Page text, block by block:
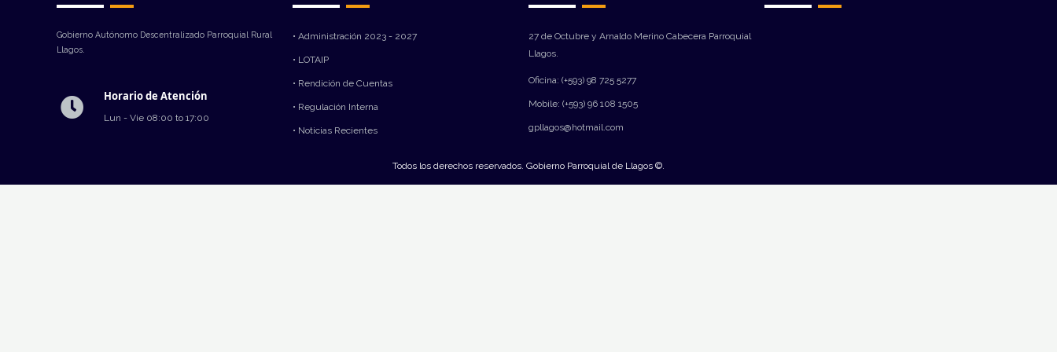
Gobierno Autónomo Descentralizado Parroquial Rural
Llagos.
Horario de Atención
Lun - Vie 08:00 to 17:00
• Administración 2023 - 2027
• LOTAIP
• Rendición de Cuentas
• Regulación Interna
• Noticias Recientes
27 de Octubre y Arnaldo Merino Cabecera Parroquial
Llagos.
Oficina: (+593) 98 725 5277
Mobile: (+593) 96 108 1505
gpllagos@hotmail.com
Todos los derechos reservados. Gobierno Parroquial de Llagos ©.